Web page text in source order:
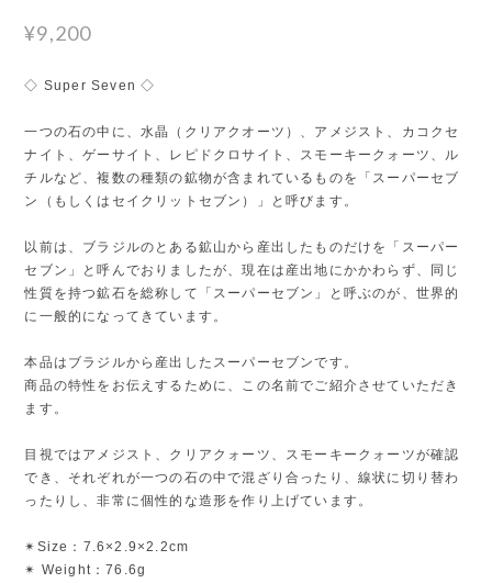
¥9,200
◇ Super Seven ◇
一つの石の中に、水晶（クリアクオーツ）、アメジスト、カコクセ
ナイト、ゲーサイト、レピドクロサイト、スモーキークォーツ、ル
チルなど、複数の種類の鉱物が含まれているものを「スーパーセブ
ン（もしくはセイクリットセブン）」と呼びます。
以前は、ブラジルのとある鉱山から産出したものだけを「スーパー
セブン」と呼んでおりましたが、現在は産出地にかかわらず、同じ
性質を持つ鉱石を総称して「スーパーセブン」と呼ぶのが、世界的
に一般的になってきています。
本品はブラジルから産出したスーパーセブンです。
商品の特性をお伝えするために、この名前でご紹介させていただき
ます。
目視ではアメジスト、クリアクォーツ、スモーキークォーツが確認
でき、それぞれが一つの石の中で混ざり合ったり、線状に切り替わ
ったりし、非常に個性的な造形を作り上げています。
✴︎Size：7.6×2.9×2.2cm
✴︎ Weight：76.6g